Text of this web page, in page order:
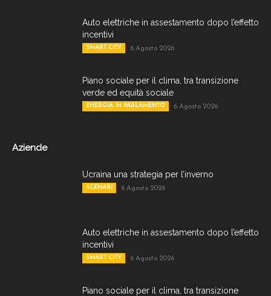
Auto elettriche in assestamento dopo l’effetto
incentivi
SMART CITY 6 Agosto 2026
Piano sociale per il clima, tra transizione
verde ed equità sociale
ENERGIA IN PARLAMENTO 6 Agosto 2026
Aziende
Ucraina una strategia per l’inverno
SCENARI 6 Agosto 2026
Auto elettriche in assestamento dopo l’effetto
incentivi
SMART CITY 6 Agosto 2026
Piano sociale per il clima, tra transizione